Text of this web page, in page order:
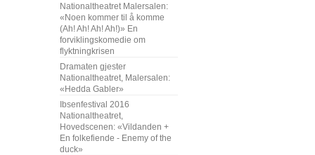
Nationaltheatret Malersalen:
«Noen kommer til å komme
(Ah! Ah! Ah! Ah!)» En
forviklingskomedie om
flyktningkrisen
Dramaten gjester
Nationaltheatret, Malersalen:
«Hedda Gabler»
Ibsenfestival 2016
Nationaltheatret,
Hovedscenen: «Vildanden +
En folkefiende - Enemy of the
duck»